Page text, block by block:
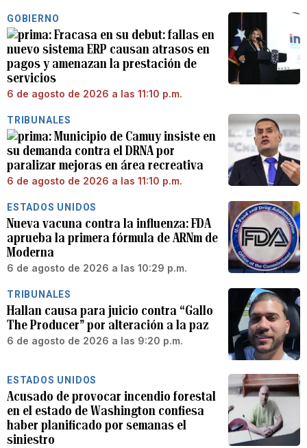
GOBIERNO
Fracasa en su debut: fallas en
nuevo sistema ERP causan atrasos en
pagos y amenazan la prestación de
servicios
6 de agosto de 2026 a las 11:10 p.m.
TRIBUNALES
Municipio de Camuy insiste en
su demanda contra el DRNA por
paralizar mejoras en área recreativa
6 de agosto de 2026 a las 11:10 p.m.
ESTADOS UNIDOS
Nueva vacuna contra la influenza: FDA
aprueba la primera fórmula de ARNm de
Moderna
6 de agosto de 2026 a las 10:29 p.m.
TRIBUNALES
Hallan causa para juicio contra “Gallo
The Producer” por alteración a la paz
6 de agosto de 2026 a las 9:20 p.m.
ESTADOS UNIDOS
Acusado de provocar incendio forestal
en el estado de Washington confiesa
haber planificado por semanas el
siniestro